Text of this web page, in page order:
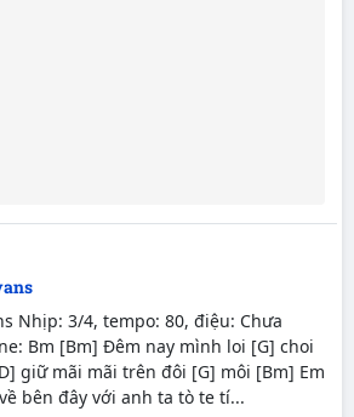
Nhịp: 3/4, tempo: 80, điệu: Chưa
Bm [Bm] Đêm nay mình loi [G] choi
giữ mãi mãi trên đôi [G] môi [Bm] Em
bên đây với anh ta tò te tí...